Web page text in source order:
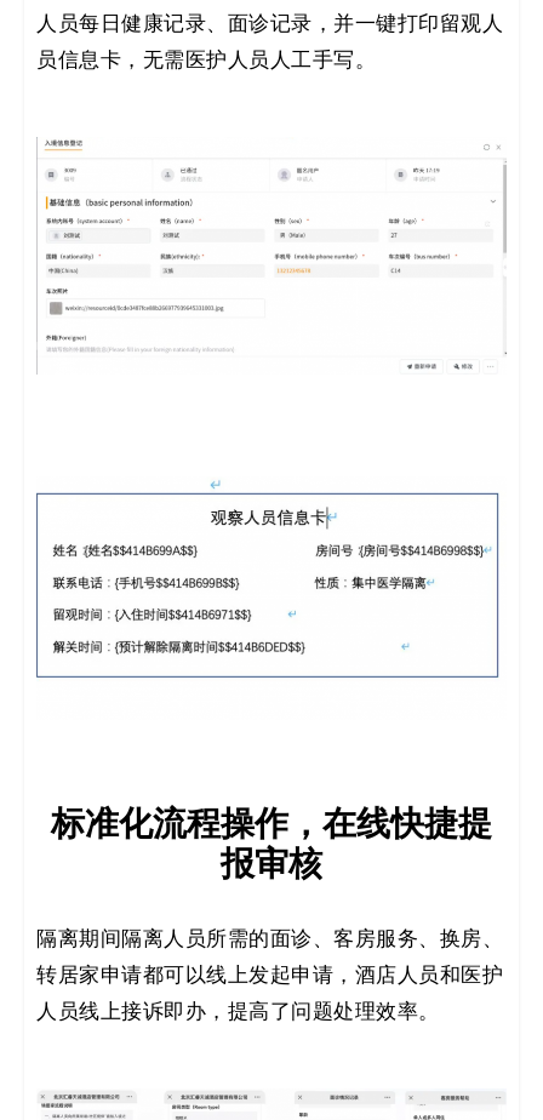
人员每日健康记录、面诊记录，并一键打印留观人
员信息卡，无需医护人员人工手写。
标准化流程操作，在线快捷提
报审核
隔离期间隔离人员所需的面诊、客房服务、换房、
转居家申请都可以线上发起申请，酒店人员和医护
人员线上接诉即办，提高了问题处理效率。